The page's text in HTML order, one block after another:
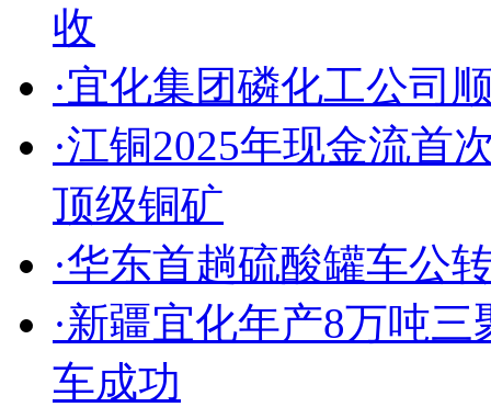
收
·宜化集团磷化工公司
·江铜2025年现金流首
顶级铜矿
·华东首趟硫酸罐车公
·新疆宜化年产8万吨
车成功